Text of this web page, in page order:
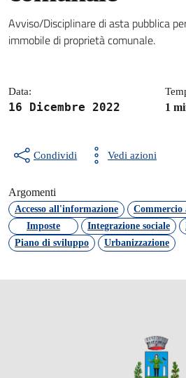
Dettagli della
Avviso/Disciplinare di asta pubblica
immobile di proprietà comunale.
Data:
16 Dicembre 2022 1
Condividi Vedi azioni
Argomenti
Accesso all'informazione
Commercio
Imposte
Integrazione sociale
Piano di sviluppo
Urbanizzazione